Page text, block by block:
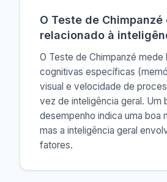
O Teste de Chimpanzé
relacionado à
O Teste de Chimpanzé mede
cognitivas específicas
visual e velocidade de
vez de inteligência geral. Um
desempenho indica uma boa
mas a inteligência geral
fatores.